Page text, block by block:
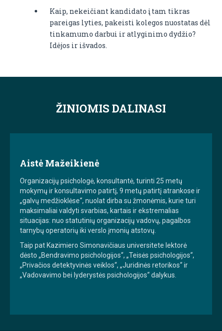
Kaip, nekeičiant kandidato į tam tikras
pareigas lyties, pakeisti kolegos nuostatas dėl
tinkamumo darbui ir atlyginimo dydžio?
Idėjos ir išvados.
ŽINIOMIS DALINASI
Aistė Mažeikienė
Organizacijų psichologė, konsultantė, turinti 25 metų
mokymų ir konsultavimo patirtį, 9 metų patirtį atrankose ir
„galvų medžioklėse“, nuolat dirba su žmonėmis, kurie turi
maksimaliai valdyti svarbias, kartais ir ekstremalias
situacijas: nuo statutinių organizacijų vadovų, pagalbos
tarnybų operatorių iki verslo įmonių atstovų.
Taip pat Kazimiero Simonavičiaus universitete lektorė
dėsto „Bendravimo psichologijos“, „Teisės psichologijos“,
„Privačios detektyvinės veiklos“, „Juridinės retorikos“ ir
„Vadovavimo bei lyderystės psichologijos“ dalykus.